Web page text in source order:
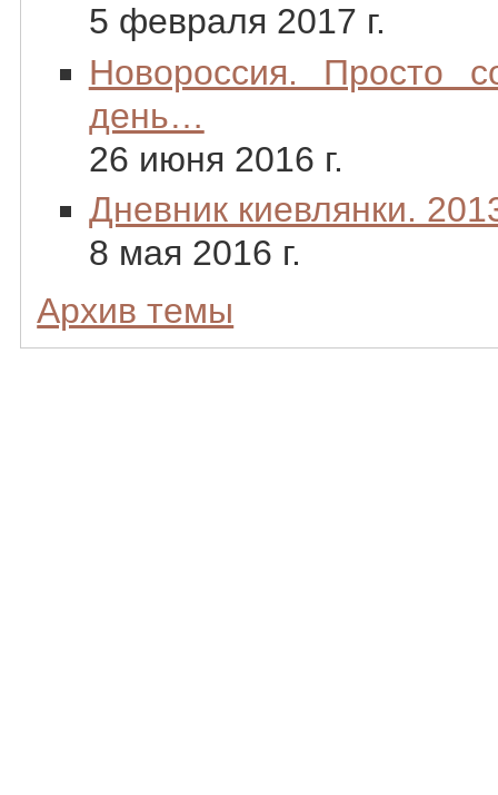
5 февраля 2017 г.
Новороссия. Просто
день…
26 июня 2016 г.
Дневник киевлянки.
8 мая 2016 г.
Архив темы